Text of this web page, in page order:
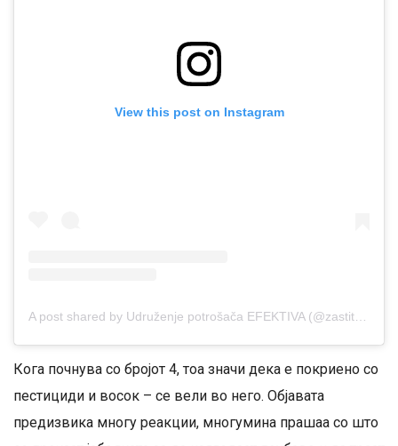
View this post on Instagram
A post shared by Udruženje potrošača EFEKTIVA (@zastitnik_potrosaca)
Кога почнува со бројот 4, тоа значи дека е покриено со
пестициди и восок – се вели во него. Објавата
предизвика многу реакции, многумина прашаа со што